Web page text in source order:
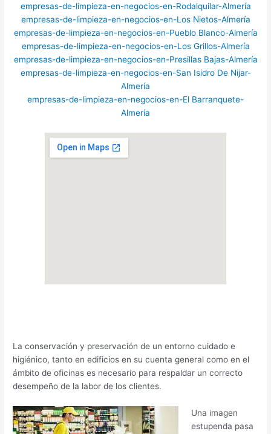
empresas-de-limpieza-en-negocios-en-Rodalquilar-Almería
empresas-de-limpieza-en-negocios-en-Los Nietos-Almería
empresas-de-limpieza-en-negocios-en-Pueblo Blanco-Almería
empresas-de-limpieza-en-negocios-en-Los Grillos-Almería
empresas-de-limpieza-en-negocios-en-Presillas Bajas-Almería
empresas-de-limpieza-en-negocios-en-San Isidro De Nijar-
Almería
empresas-de-limpieza-en-negocios-en-El Barranquete-
Almería
La conservación y preservación de un entorno cuidado e
higiénico, tanto en edificios en su cuenta general como en el
ámbito de oficinas es necesario para respaldar un correcto
desempeño de la labor de los clientes.
Una imagen
estupenda pasa